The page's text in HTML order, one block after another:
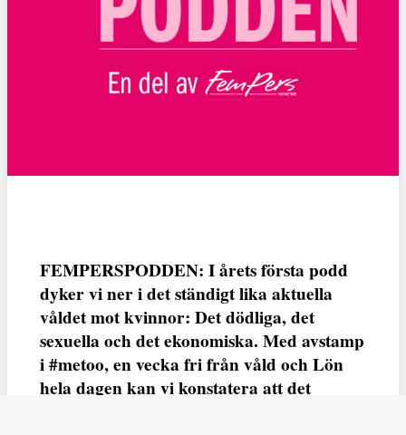
FEMPERSPODDEN: I årets första podd
dyker vi ner i det ständigt lika aktuella
våldet mot kvinnor: Det dödliga, det
sexuella och det ekonomiska. Med avstamp
i #metoo, en vecka fri från våld och Lön
hela dagen kan vi konstatera att det